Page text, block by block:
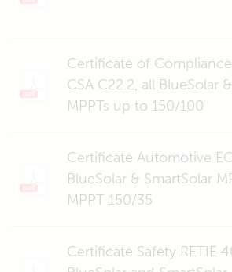
Certificate of
CSA C22.2, all BlueSolar
MPPTs up to 150/100
Certificate Automotive
BlueSolar & SmartSolar
MPPT 150/35
Certificate Safety RETIE